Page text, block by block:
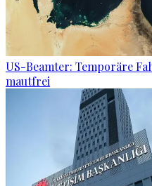
US-Beamter: Temporäre
mautfrei